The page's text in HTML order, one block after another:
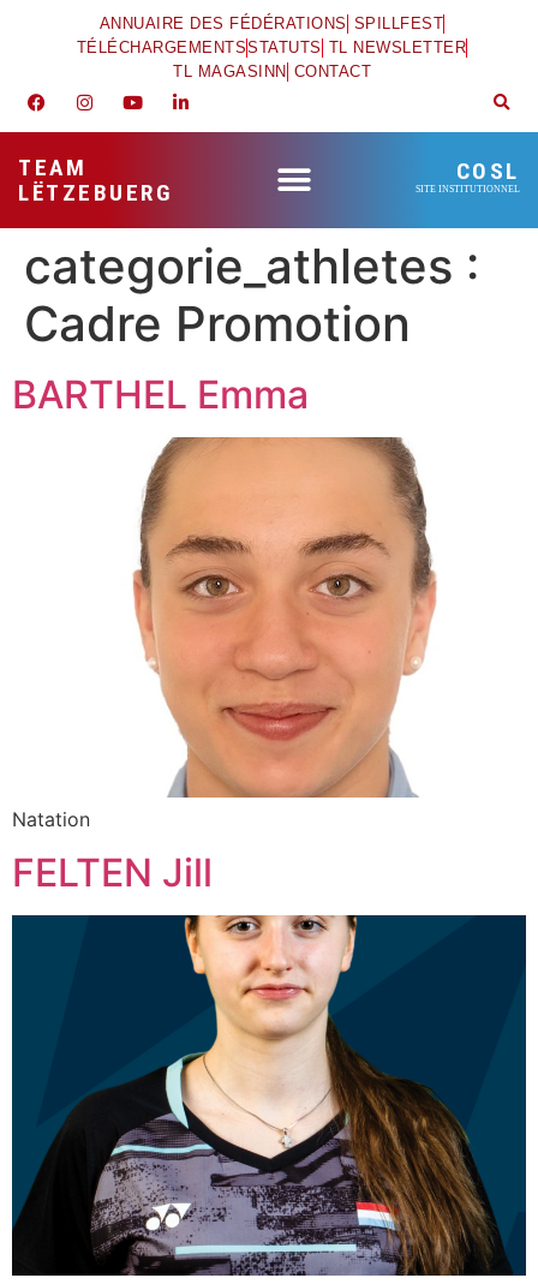
ANNUAIRE DES FÉDÉRATIONS SPILLFEST
TÉLÉCHARGEMENTSSTATUTS TL NEWSLETTER
TL MAGASINN CONTACT
TEAM
LËTZEBUERG
COSL
SITE INSTITUTIONNEL
categorie_athletes :
Cadre Promotion
BARTHEL Emma
Natation
FELTEN Jill